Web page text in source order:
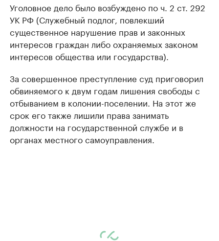
Уголовное дело было возбуждено по ч. 2 ст. 292
УК РФ (Служебный подлог, повлекший
существенное нарушение прав и законных
интересов граждан либо охраняемых законом
интересов общества или государства).
За совершенное преступление суд приговорил
обвиняемого к двум годам лишения свободы с
отбыванием в колонии-поселении. На этот же
срок его также лишили права занимать
должности на государственной службе и в
органах местного самоуправления.